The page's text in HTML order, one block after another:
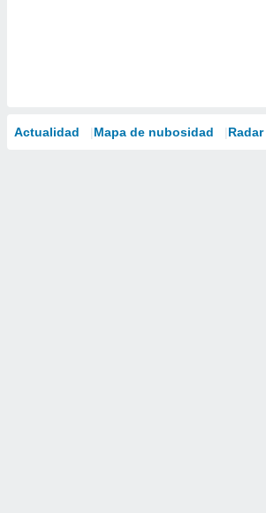
Actualidad Mapa de nubosidad